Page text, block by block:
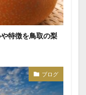
特徴を鳥取の梨
ブログ